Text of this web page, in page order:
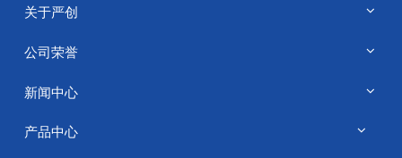
关于严创
公司荣誉
新闻中心
产品中心